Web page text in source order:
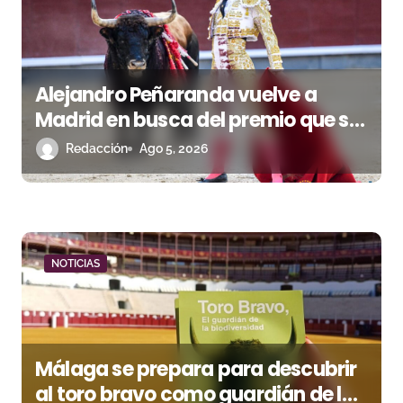
a
s
Alejandro Peñaranda vuelve a
Madrid en busca del premio que se
le escapó en junio
Redacción Ago 5, 2026
NOTICIAS
Málaga se prepara para descubrir
al toro bravo como guardián de la